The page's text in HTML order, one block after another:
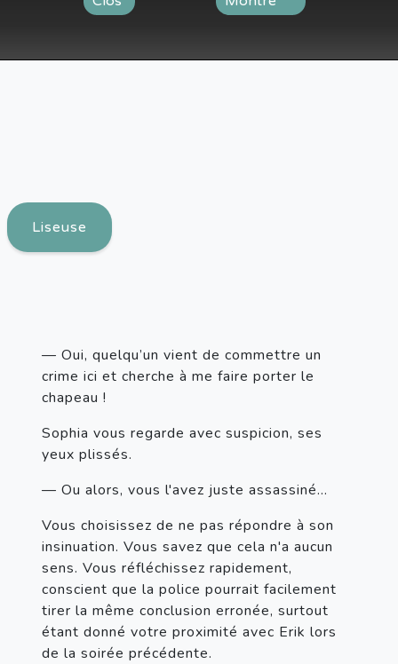
Liseuse
— Oui, quelqu’un vient de commettre un
crime ici et cherche à me faire porter le
chapeau !
Sophia vous regarde avec suspicion, ses
yeux plissés.
— Ou alors, vous l'avez juste assassiné...
Vous choisissez de ne pas répondre à son
insinuation. Vous savez que cela n'a aucun
sens. Vous réfléchissez rapidement,
conscient que la police pourrait facilement
tirer la même conclusion erronée, surtout
étant donné votre proximité avec Erik lors
de la soirée précédente.